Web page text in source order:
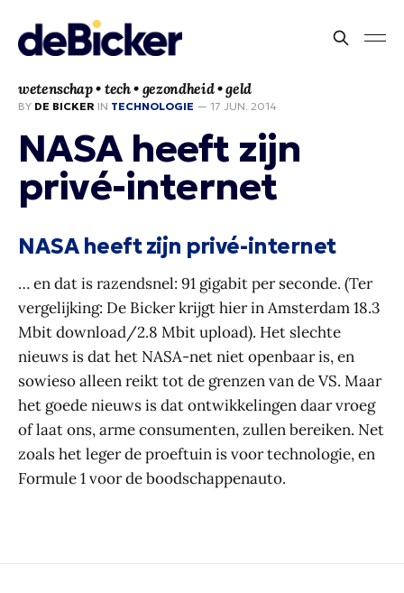
wetenschap • tech • gezondheid • geld
BY DE BICKER IN TECHNOLOGIE — 17 JUN. 2014
NASA heeft zijn
privé-internet
NASA heeft zijn privé-internet
… en dat is razendsnel: 91 gigabit per seconde. (Ter
vergelijking: De Bicker krijgt hier in Amsterdam 18.3
Mbit download/2.8 Mbit upload). Het slechte
nieuws is dat het NASA-net niet openbaar is, en
sowieso alleen reikt tot de grenzen van de VS. Maar
het goede nieuws is dat ontwikkelingen daar vroeg
of laat ons, arme consumenten, zullen bereiken. Net
zoals het leger de proeftuin is voor technologie, en
Formule 1 voor de boodschappenauto.